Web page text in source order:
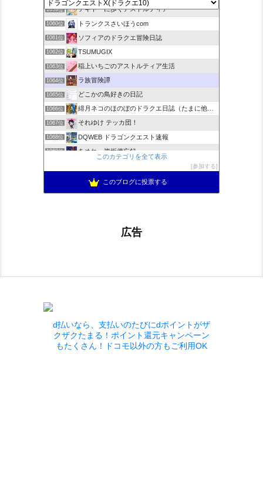
1059位 テキトーに歩くアストルティア
1060位 トランクスさいほうcom
1061位 ソフィアのドラクエ冒険日誌
1062位 TSUMUGIX
1063位 稲上いちごのアストルティア生活
1064位 ラ族冒険譚
1065位 どこかの鳥好きの日記
1066位 緋月ネコのほのぼのドラクエ日誌（たまに他のことも書いてます)
1067位 それゆけ テッカ団！
1068位 DQWEB ドラゴンクエスト速報
1069位 あめれぃ複垢備忘録
アリアドネからのお便り『Aria de nouvelles』
このカテゴリを全て表示
参加する
このブログに投票する
広告
d払いなら、支払いのたびにdポイントがザ
クザクたまる！ポイント還元キャンペーン
もたくさん！ドコモ以外の方もご利用OK